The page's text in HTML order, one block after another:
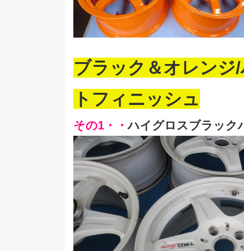
ブラック＆オレンジ
トフィニッシュ
その1・・ハイグロスブラック